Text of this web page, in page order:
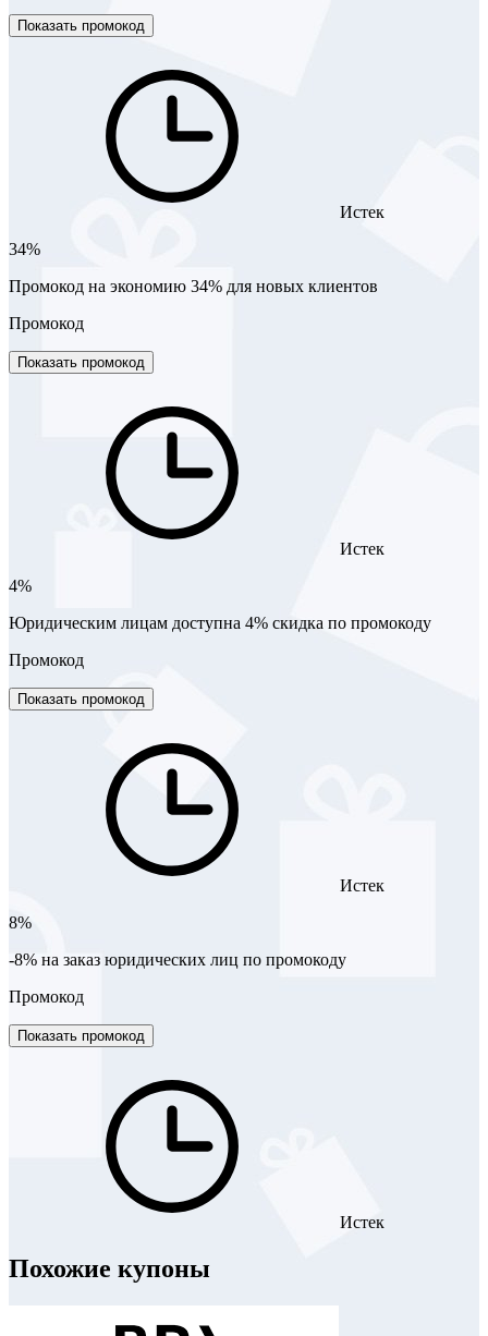
Показать промокод
Истек
34%
Промокод на экономию 34% для новых клиентов
Промокод
Показать промокод
Истек
4%
Юридическим лицам доступна 4% скидка по промокоду
Промокод
Показать промокод
Истек
8%
-8% на заказ юридических лиц по промокоду
Промокод
Показать промокод
Истек
Похожие купоны